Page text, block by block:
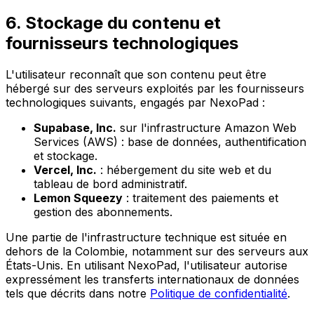
6. Stockage du contenu et
fournisseurs technologiques
L'utilisateur reconnaît que son contenu peut être
hébergé sur des serveurs exploités par les fournisseurs
technologiques suivants, engagés par NexoPad :
Supabase, Inc. sur l'infrastructure Amazon Web
Services (AWS) : base de données, authentification
et stockage.
Vercel, Inc. : hébergement du site web et du
tableau de bord administratif.
Lemon Squeezy : traitement des paiements et
gestion des abonnements.
Une partie de l'infrastructure technique est située en
dehors de la Colombie, notamment sur des serveurs aux
États-Unis. En utilisant NexoPad, l'utilisateur autorise
expressément les transferts internationaux de données
tels que décrits dans notre Politique de confidentialité.